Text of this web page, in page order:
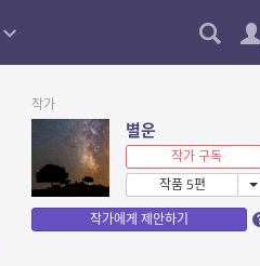
작가
별운
작가 구독
작품 5편
작가에게 제안하기